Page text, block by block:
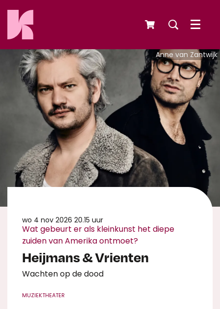
Menu
Anne van Zantwijk
Heijmans & Vrienten
Wachten op de dood
Wat gebeurt er als kleinkunst het diepe
zuiden van Amerika ontmoet?
wo 4 nov 2026 20.15 uur
MUZIEKTHEATER